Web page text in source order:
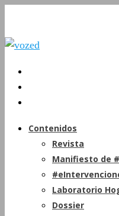
Contenidos
Revista
Manifiesto de
Laboratorio
Dossier